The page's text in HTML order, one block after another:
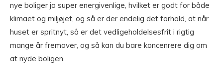
nye boliger jo super energivenlige, hvilket er godt for både
klimaet og miljøjet, og så er der endelig det forhold, at når
huset er spritnyt, så er det vedligeholdelsesfrit i rigtig
mange år fremover, og så kan du bare koncenrere dig om
at nyde boligen.